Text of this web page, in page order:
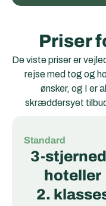
Priser
De viste priser er
rejse med tog og
ønsker, og I er
skræddersyet
Standard
3-
hoteller
2.